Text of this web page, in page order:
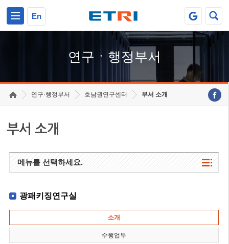
En
연구ㆍ행정부서
연구·행정부서 호남권연구센터 부서 소개
부서 소개
메뉴를 선택하세요.
광패키징연구실
소개
수행업무